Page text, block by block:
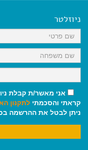
ניוזלטר
אני מאשר/ת קבלת
קראתי והסכמתי לתקנון
ניתן לבטל את ההרשמה